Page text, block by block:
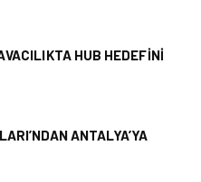
HUB HEDEFINI
ANTALYA’YA